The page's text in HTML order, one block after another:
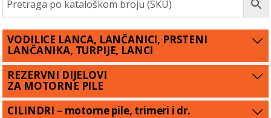
VODILICE LANCA, LANČANICI, PRSTENI
LANČANIKA, TURPIJE, LANCI
REZERVNI DIJELOVI
ZA MOTORNE PILE
CILINDRI – motorne pile, trimeri i dr.